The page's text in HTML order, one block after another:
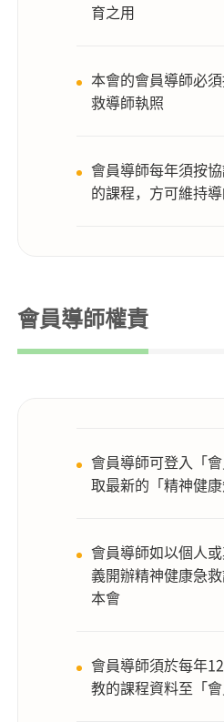
育之用
本會的會員導師必
救導師執照
會員導師每年須按
的課程，方可維持
會員導師權責
會員導師可登入「
取最新的「精神健
會員導師如以個人
義開辦精神健康急
本會
會員導師須於每年
教的課程資料至「會